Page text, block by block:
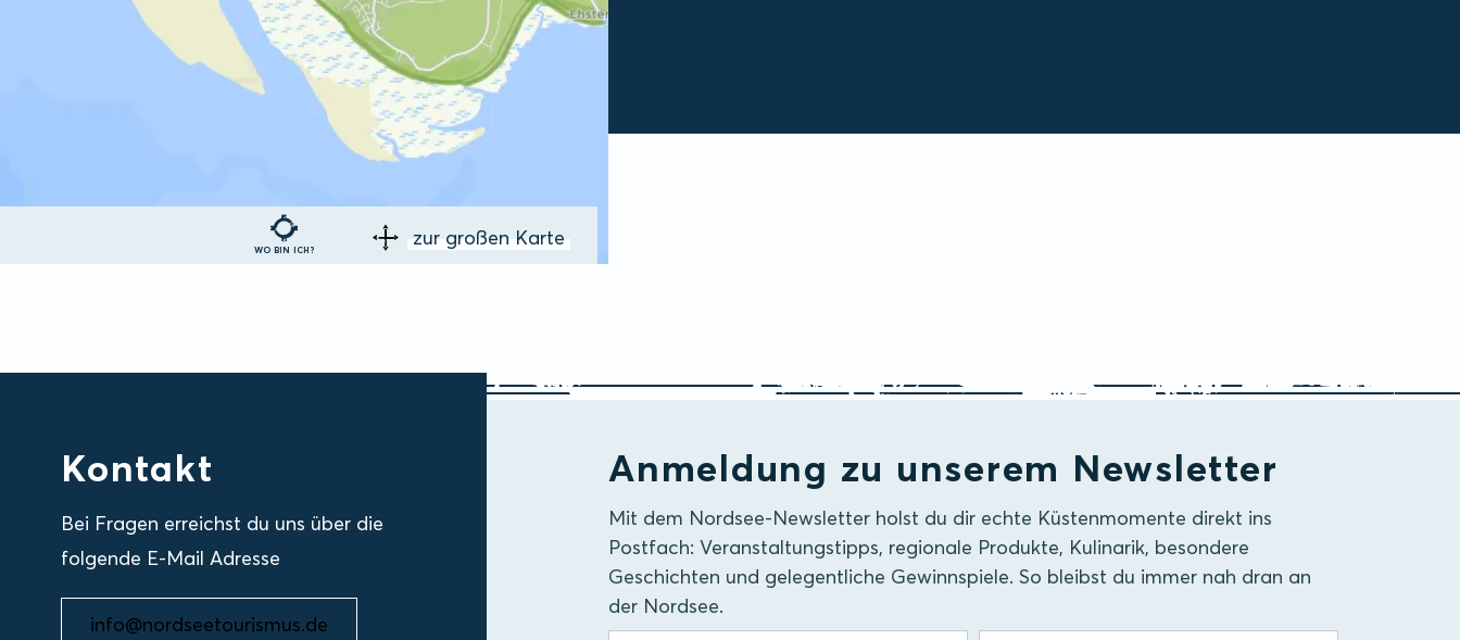
WO BIN ICH? zur großen Karte
Anmeldung zu unserem Newsletter
Mit dem Nordsee-Newsletter holst du dir echte Küstenmomente direkt ins
Postfach: Veranstaltungstipps, regionale Produkte, Kulinarik, besondere
Geschichten und gelegentliche Gewinnspiele. So bleibst du immer nah dran an
der Nordsee.
Kontakt
Bei Fragen erreichst du uns über die
folgende E-Mail Adresse
info@nordseetourismus.de